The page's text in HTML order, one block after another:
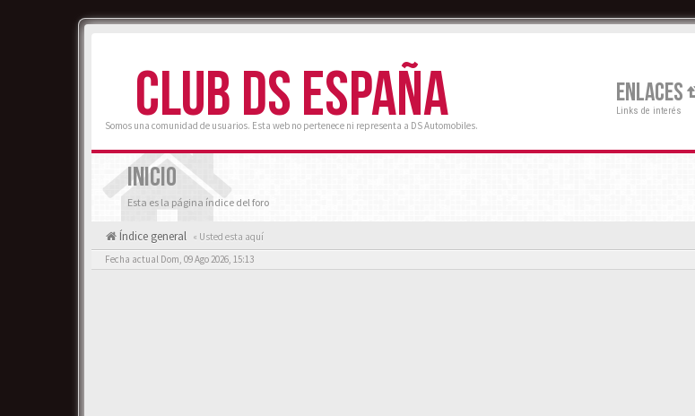
CLUB DS ESPAÑA
Somos una comunidad de usuarios. Esta web no pertenece ni representa a DS Automobiles.
ENLACES
Links de interés
INICIO
Esta es la página índice del foro
Índice general « Usted esta aquí
Fecha actual Dom, 09 Ago 2026, 15:13